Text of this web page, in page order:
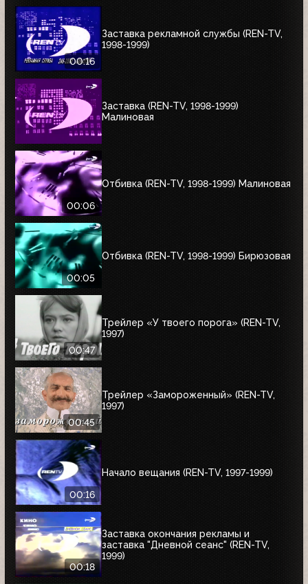
00:16
Заставка рекламной службы (REN-TV,
1998-1999)
Заставка (REN-TV, 1998-1999)
Малиновая
00:06
Отбивка (REN-TV, 1998-1999) Малиновая
00:05
Отбивка (REN-TV, 1998-1999) Бирюзовая
00:47
Трейлер «У твоего порога» (REN-TV,
1997)
00:45
Трейлер «Замороженный» (REN-TV,
1997)
00:16
Начало вещания (REN-TV, 1997-1999)
00:18
Заставка окончания рекламы и
заставка "Дневной сеанс" (REN-TV,
1999)